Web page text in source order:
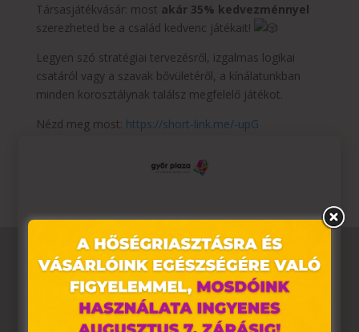
Társasjátékvásár: most akár 35% kedvezménnyel
szerezheted be a család kedvenc játékait!
Legyen szó stratégiai tervezésről, izgalmas logikai
csatáról vagy a szavak bővületéről, a kínálatunkban
minden korosztálynak találsz megfelelő játékot.
Nézd meg most: https://short-link.me/-upG
Weboldalunkon „cookie"-kat (továbbiakban „süti")
alkalmazunk. Ezek olyan fájlok, melyek információt
tárolnak webes böngészőjében. Ehhez az Ön
hozzájárulása szükséges.